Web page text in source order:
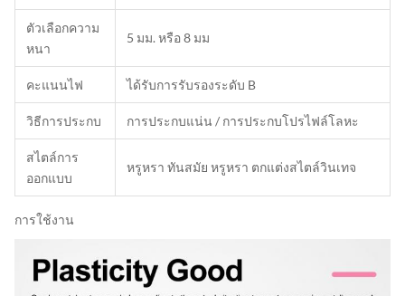
ตัวเลือกความ
หนา
5 มม. หรือ 8 มม
คะแนนไฟ ได้รับการรับรองระดับ B
วิธีการประกบ การประกบแน่น / การประกบโปรไฟล์โลหะ
สไตล์การ
ออกแบบ
หรูหรา ทันสมัย ​​หรูหรา ตกแต่งสไตล์วินเทจ
การใช้งาน